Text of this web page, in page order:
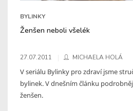
BYLINKY
Ženšen neboli všelék
27.07.2011 MICHAELA HOLÁ
V seriálu Bylinky pro zdraví jsme
bylinek. V dnešním článku
ženšen.